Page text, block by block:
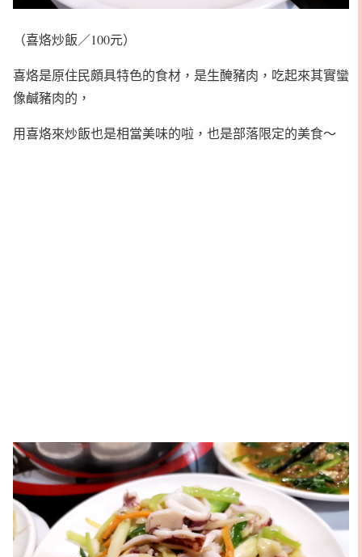
（喜烙炒飯／100元）
喜烙是原住民頗具特色的食材，是生醃豬肉，吃起來其實蠻
像鹹豬肉的，
用喜烙來炒飯也是相當美味的啦，也是部落限定的美食～